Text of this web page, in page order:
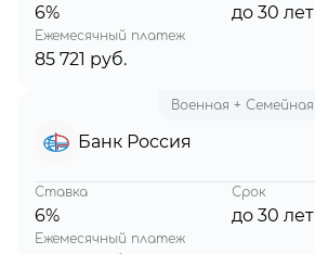
6% до 30 лет
Ежемесячный платеж
85 721 руб.
Военная + Семейная
Банк Россия
Ставка
6%
Срок
до 30 лет
Ежемесячный платеж